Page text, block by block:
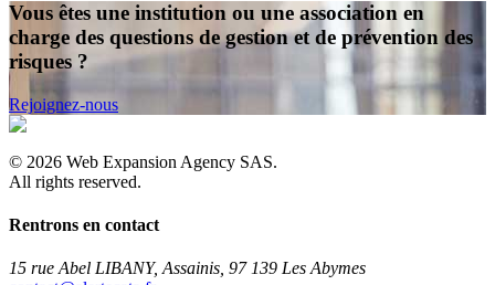
Vous êtes une institution ou une association en
charge des questions de gestion et de prévention des
risques ?
Rejoignez-nous
© 2026 Web Expansion Agency SAS.
All rights reserved.
Rentrons en contact
15 rue Abel LIBANY, Assainis, 97 139 Les Abymes